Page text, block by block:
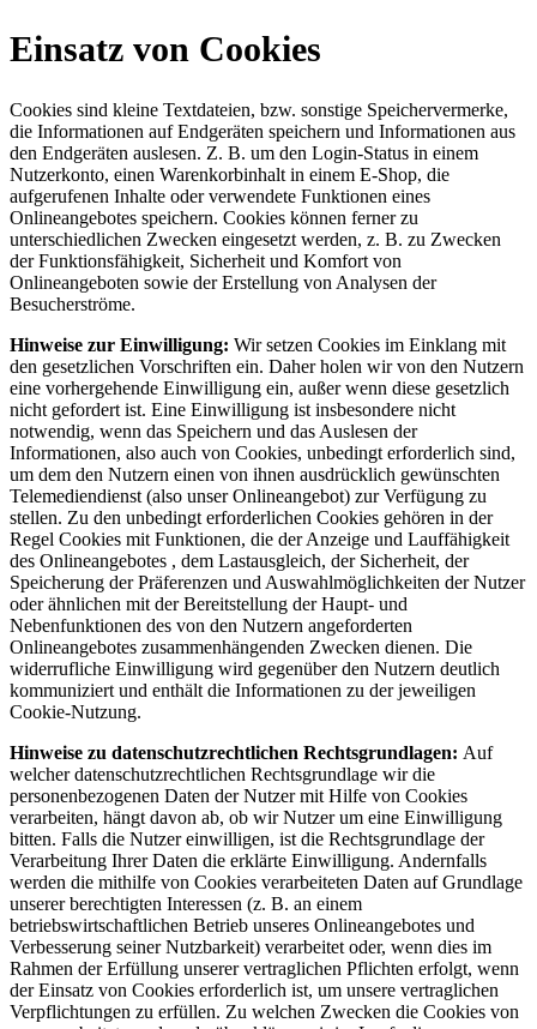
Einsatz von Cookies
Cookies sind kleine Textdateien, bzw. sonstige Speichervermerke,
die Informationen auf Endgeräten speichern und Informationen aus
den Endgeräten auslesen. Z. B. um den Login-Status in einem
Nutzerkonto, einen Warenkorbinhalt in einem E-Shop, die
aufgerufenen Inhalte oder verwendete Funktionen eines
Onlineangebotes speichern. Cookies können ferner zu
unterschiedlichen Zwecken eingesetzt werden, z. B. zu Zwecken
der Funktionsfähigkeit, Sicherheit und Komfort von
Onlineangeboten sowie der Erstellung von Analysen der
Besucherströme.
Hinweise zur Einwilligung: Wir setzen Cookies im Einklang mit
den gesetzlichen Vorschriften ein. Daher holen wir von den Nutzern
eine vorhergehende Einwilligung ein, außer wenn diese gesetzlich
nicht gefordert ist. Eine Einwilligung ist insbesondere nicht
notwendig, wenn das Speichern und das Auslesen der
Informationen, also auch von Cookies, unbedingt erforderlich sind,
um dem den Nutzern einen von ihnen ausdrücklich gewünschten
Telemediendienst (also unser Onlineangebot) zur Verfügung zu
stellen. Zu den unbedingt erforderlichen Cookies gehören in der
Regel Cookies mit Funktionen, die der Anzeige und Lauffähigkeit
des Onlineangebotes , dem Lastausgleich, der Sicherheit, der
Speicherung der Präferenzen und Auswahlmöglichkeiten der Nutzer
oder ähnlichen mit der Bereitstellung der Haupt- und
Nebenfunktionen des von den Nutzern angeforderten
Onlineangebotes zusammenhängenden Zwecken dienen. Die
widerrufliche Einwilligung wird gegenüber den Nutzern deutlich
kommuniziert und enthält die Informationen zu der jeweiligen
Cookie-Nutzung.
Hinweise zu datenschutzrechtlichen Rechtsgrundlagen: Auf
welcher datenschutzrechtlichen Rechtsgrundlage wir die
personenbezogenen Daten der Nutzer mit Hilfe von Cookies
verarbeiten, hängt davon ab, ob wir Nutzer um eine Einwilligung
bitten. Falls die Nutzer einwilligen, ist die Rechtsgrundlage der
Verarbeitung Ihrer Daten die erklärte Einwilligung. Andernfalls
werden die mithilfe von Cookies verarbeiteten Daten auf Grundlage
unserer berechtigten Interessen (z. B. an einem
betriebswirtschaftlichen Betrieb unseres Onlineangebotes und
Verbesserung seiner Nutzbarkeit) verarbeitet oder, wenn dies im
Rahmen der Erfüllung unserer vertraglichen Pflichten erfolgt, wenn
der Einsatz von Cookies erforderlich ist, um unsere vertraglichen
Verpflichtungen zu erfüllen. Zu welchen Zwecken die Cookies von